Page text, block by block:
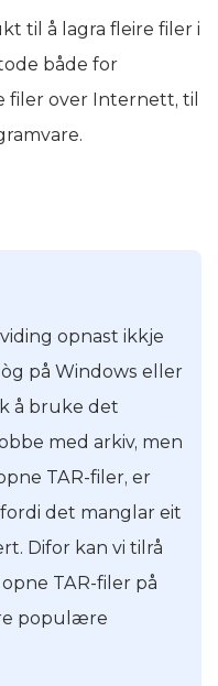
til å lagra fleire filer i
både for
filer over Internett, til
opnast ikkje
på Windows eller
å bruke det
med arkiv, men
TAR-filer, er
det manglar eit
Difor kan vi tilrå
TAR-filer på
populære